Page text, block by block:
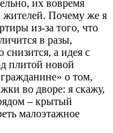
их вовремя
жителей. Почему же я
из-за того, что
в разы,
снизится, а идея с
плитой новой
о том,
во дворе: я скажу,
– крытый
малоэтажное